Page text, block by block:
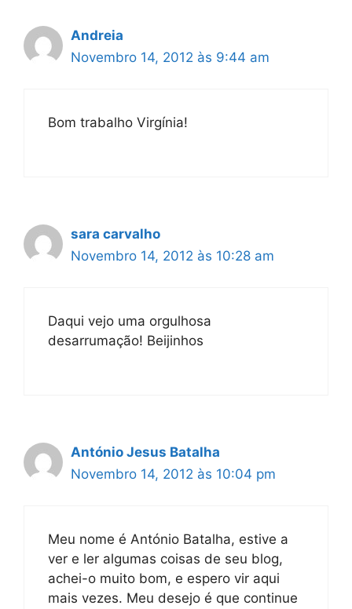
Andreia
Novembro 14, 2012 às 9:44 am
Bom trabalho Virgínia!
sara carvalho
Novembro 14, 2012 às 10:28 am
Daqui vejo uma orgulhosa
desarrumação! Beijinhos
António Jesus Batalha
Novembro 14, 2012 às 10:04 pm
Meu nome é António Batalha, estive a
ver e ler algumas coisas de seu blog,
achei-o muito bom, e espero vir aqui
mais vezes. Meu desejo é que continue